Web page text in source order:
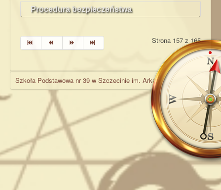
Procedura bezpieczeństwa
Strona 157 z 165
Szkoła Podstawowa nr 39 w Szczecinie im. Arkadego Fiedlera